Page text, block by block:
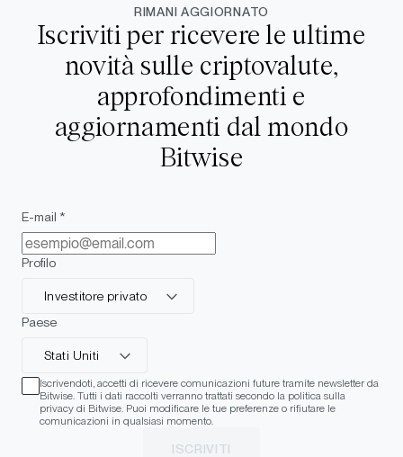
RIMANI AGGIORNATO
Iscriviti per ricevere le ultime
novità sulle criptovalute,
approfondimenti e
aggiornamenti dal mondo
Bitwise
E-mail *
Profilo
Investitore privato
Paese
Stati Uniti
Iscrivendoti, accetti di ricevere comunicazioni future tramite newsletter da
Bitwise. Tutti i dati raccolti verranno trattati secondo la politica sulla
privacy di Bitwise. Puoi modificare le tue preferenze o rifiutare le
comunicazioni in qualsiasi momento.
ISCRIVITI